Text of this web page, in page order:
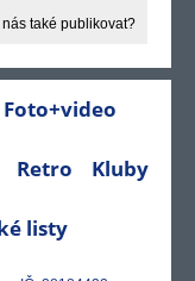
také publikovat?
Foto+video
Retro Kluby
listy